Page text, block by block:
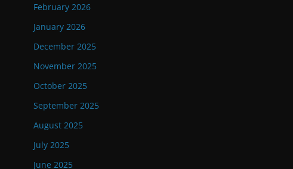
February 2026
January 2026
December 2025
November 2025
October 2025
September 2025
August 2025
July 2025
June 2025